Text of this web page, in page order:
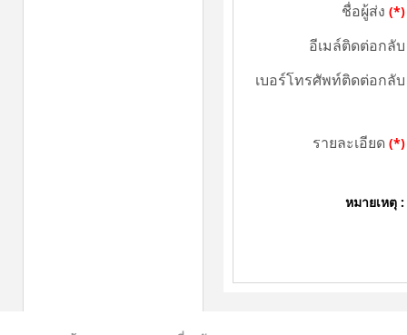
ชื่อผู้ส่ง (*)
อีเมล์ติดต่อกลับ
เบอร์โทรศัพท์ติดต่อกลับ
รายละเอียด (*)
หมายเหตุ :